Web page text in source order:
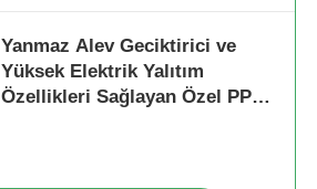
Yanmaz Alev Geciktirici ve
Yüksek Elektrik Yalıtım
Özellikleri Sağlayan Özel PP